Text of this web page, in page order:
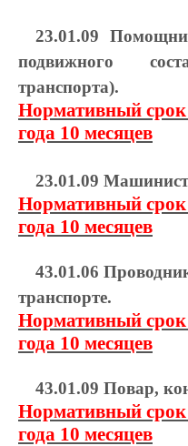
23.01.09
подвижного
транспорта).
Нормативный срок
года 10 месяцев
23.01.09
Нормативный срок
года 10 месяцев
43.01.06
транспорте.
Нормативный срок
года 10 месяцев
43.01.09 Повар,
Нормативный срок
года 10 месяцев